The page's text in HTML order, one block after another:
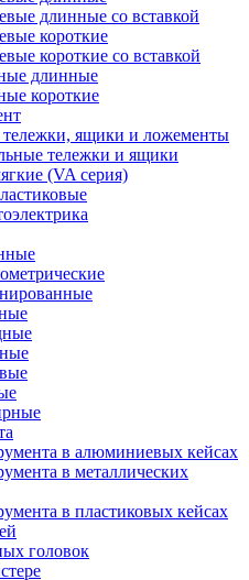
длинные со вставкой
короткие
короткие со вставкой
длинные
короткие
ящики и ложементы
тележки и ящики
(VA серия)
в алюминиевых кейсах
в металлических
в пластиковых кейсах
головок